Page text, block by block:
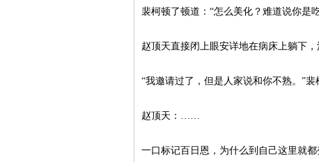
裴柯顿了顿道：“怎么美化？难道说你是
赵顶天直接闭上眼安详地在病床上躺下
“我邀请过了，但是人家说和你不熟。”裴
赵顶天：……
一口标记百日恩，为什么到自己这里就都